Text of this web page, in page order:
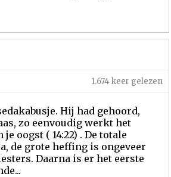
1.674 keer gelezen
Hij had gehoord,
zo eenvoudig werkt het
oogst ( 14:22) . De totale
de grote heffing is ongeveer
Daarna is er het eerste